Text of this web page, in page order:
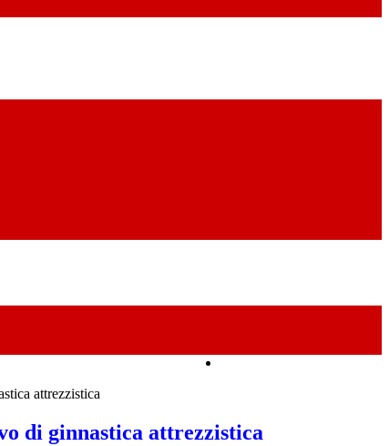
attrezzistica
di ginnastica attrezzistica